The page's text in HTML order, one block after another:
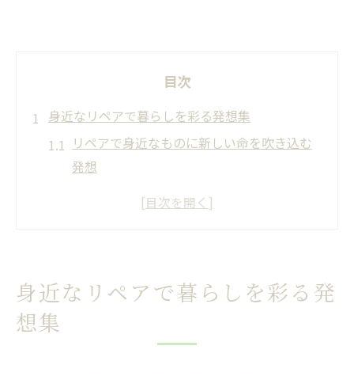
目次
身近なリペアで暮らしを彩る発想集
リペアで身近なものに新しい命を吹き込む
発想
暮らしに役立つリペアのアイデア実例を紹
リペアの庭から学ぶ日常修理のインスピレ
グッドアイデアとリペアで暮らしを豊かに
身近なリペアで暮らしを彩る発
想集